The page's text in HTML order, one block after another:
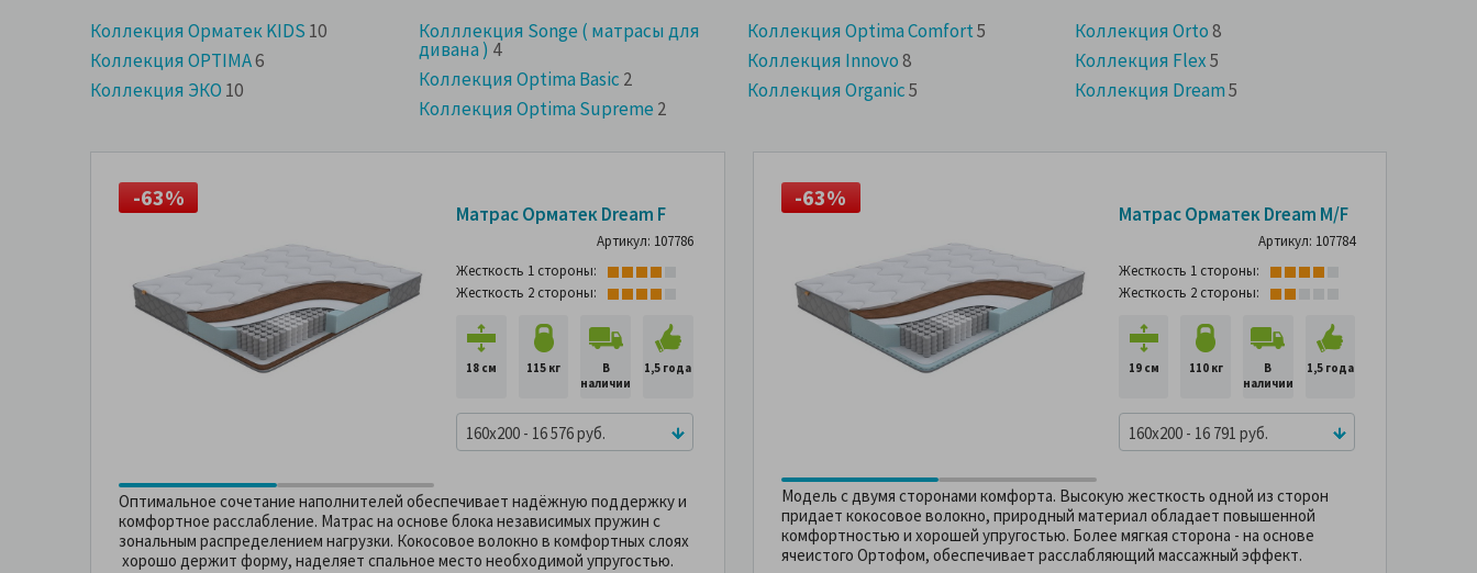
Коллекция Орматек KIDS 10
Коллекция OPTIMA6
Коллекция ЭКО 10
Колллекция Songe ( матрасы для
дивана ) 4
Коллекция Optima Basic 2
Коллекция Optima Supreme 2
Коллекция Optima Comfort5
Коллекция Innovo8
Коллекция Organic5
Коллекция Orto8
Коллекция Flex5
Коллекция Dream5
-63%
Матрас Орматек Dream F
Артикул: 107786
Жесткость 1 стороны:
Жесткость 2 стороны:
18 см 115 кг
В
наличии
1,5 года
160x200 - 16 576 руб.
Оптимальное сочетание наполнителей обеспечивает надёжную поддержку и
комфортное расслабление. Матрас на основе блока независимых пружин с
зональным распределением нагрузки. Кокосовое волокно в комфортных слоях
хорошо держит форму, наделяет спальное место необходимой упругостью.
-63%
Матрас Орматек Dream M/F
Артикул: 107784
Жесткость 1 стороны:
Жесткость 2 стороны:
19 см 110 кг
В
наличии
1,5 года
160x200 - 16 791 руб.
Модель с двумя сторонами комфорта. Высокую жесткость одной из сторон
придает кокосовое волокно, природный материал обладает повышенной
комфортностью и хорошей упругостью. Более мягкая сторона - на основе
ячеистого Ортофом, обеспечивает расслабляющий массажный эффект.